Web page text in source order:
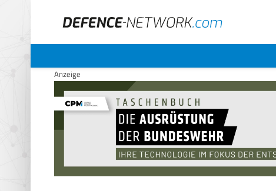
Anzeige